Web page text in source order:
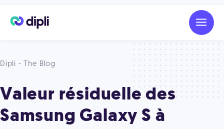
Dipli - The Blog
Valeur résiduelle des
Samsung Galaxy S à